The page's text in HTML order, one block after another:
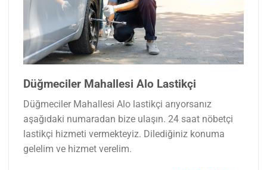
Düğmeciler Mahallesi Alo Lastikçi
Düğmeciler Mahallesi Alo lastikçi arıyorsanız
aşağıdaki numaradan bize ulaşın. 24 saat nöbetçi
lastikçi hizmeti vermekteyiz. Dilediğiniz konuma
gelelim ve hizmet verelim.